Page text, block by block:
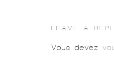
LEAVE A
Vous devez